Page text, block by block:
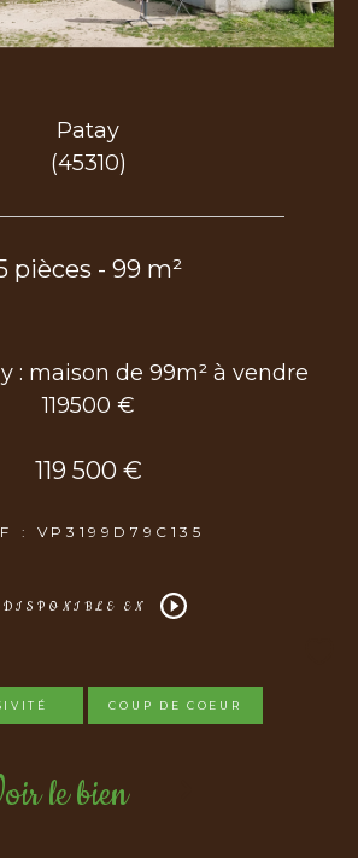
Patay
(45310)
pièces - 99 m²
: maison de 99m² à vendre
119500 €
119 500 €
: VP3199D79C135
DISPONIBLE EN
COUP DE COEUR
le bien